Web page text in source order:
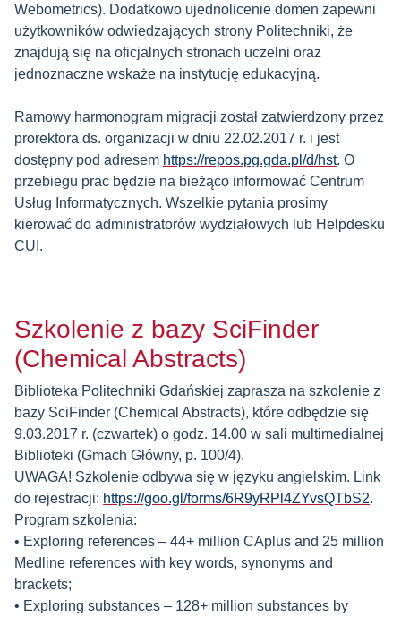
Webometrics). Dodatkowo ujednolicenie domen zapewni
użytkowników odwiedzających strony Politechniki, że
znajdują się na oficjalnych stronach uczelni oraz
jednoznaczne wskaże na instytucję edukacyjną.
Ramowy harmonogram migracji został zatwierdzony przez
prorektora ds. organizacji w dniu 22.02.2017 r. i jest
dostępny pod adresem https://repos.pg.gda.pl/d/hst. O
przebiegu prac będzie na bieżąco informować Centrum
Usług Informatycznych. Wszelkie pytania prosimy
kierować do administratorów wydziałowych lub Helpdesku
CUI.
Szkolenie z bazy SciFinder
(Chemical Abstracts)
Biblioteka Politechniki Gdańskiej zaprasza na szkolenie z
bazy SciFinder (Chemical Abstracts), które odbędzie się
9.03.2017 r. (czwartek) o godz. 14.00 w sali multimedialnej
Biblioteki (Gmach Główny, p. 100/4).
UWAGA! Szkolenie odbywa się w języku angielskim. Link
do rejestracji: https://goo.gl/forms/6R9yRPl4ZYvsQTbS2.
Program szkolenia:
• Exploring references – 44+ million CAplus and 25 million
Medline references with key words, synonyms and
brackets;
• Exploring substances – 128+ million substances by